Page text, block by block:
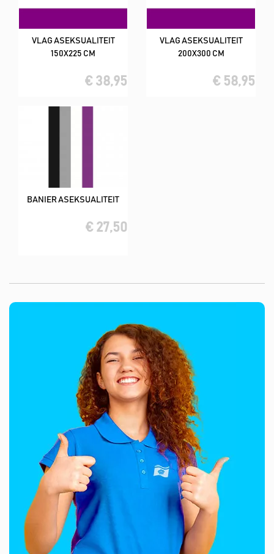
VLAG ASEKSUALITEIT
150X225 CM
€ 38,95
VLAG ASEKSUALITEIT
200X300 CM
€ 58,95
BANIER ASEKSUALITEIT
€ 27,50